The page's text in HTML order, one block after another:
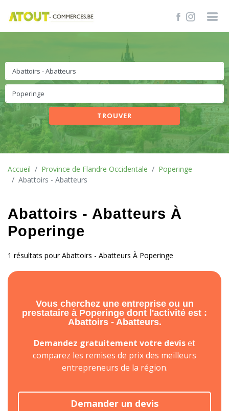
TROUVER
Accueil Province de Flandre Occidentale
Poperinge
Abattoirs - Abatteurs
Abattoirs - Abatteurs À
Poperinge
1 résultats pour Abattoirs - Abatteurs À Poperinge
Vous cherchez une entreprise ou un
prestataire à Poperinge dont l'activité est :
Abattoirs - Abatteurs.
Demandez gratuitement votre deviset
comparez les remises de prix des meilleurs
entrepreneurs de la région.
Demander un devis